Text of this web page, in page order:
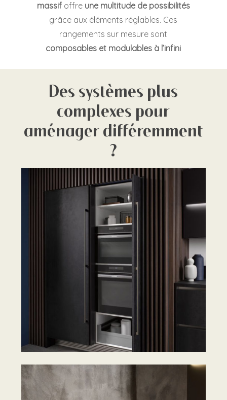
massifoffre une multitude de possibilités
grâce aux éléments réglables. Ces
rangements sur mesure sont
composables et modulables à l’infini
Des systèmes plus
complexes pour
aménager différemment
?